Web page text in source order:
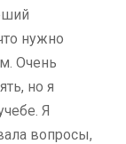
нужно
Очень
но я
Я
вопросы,